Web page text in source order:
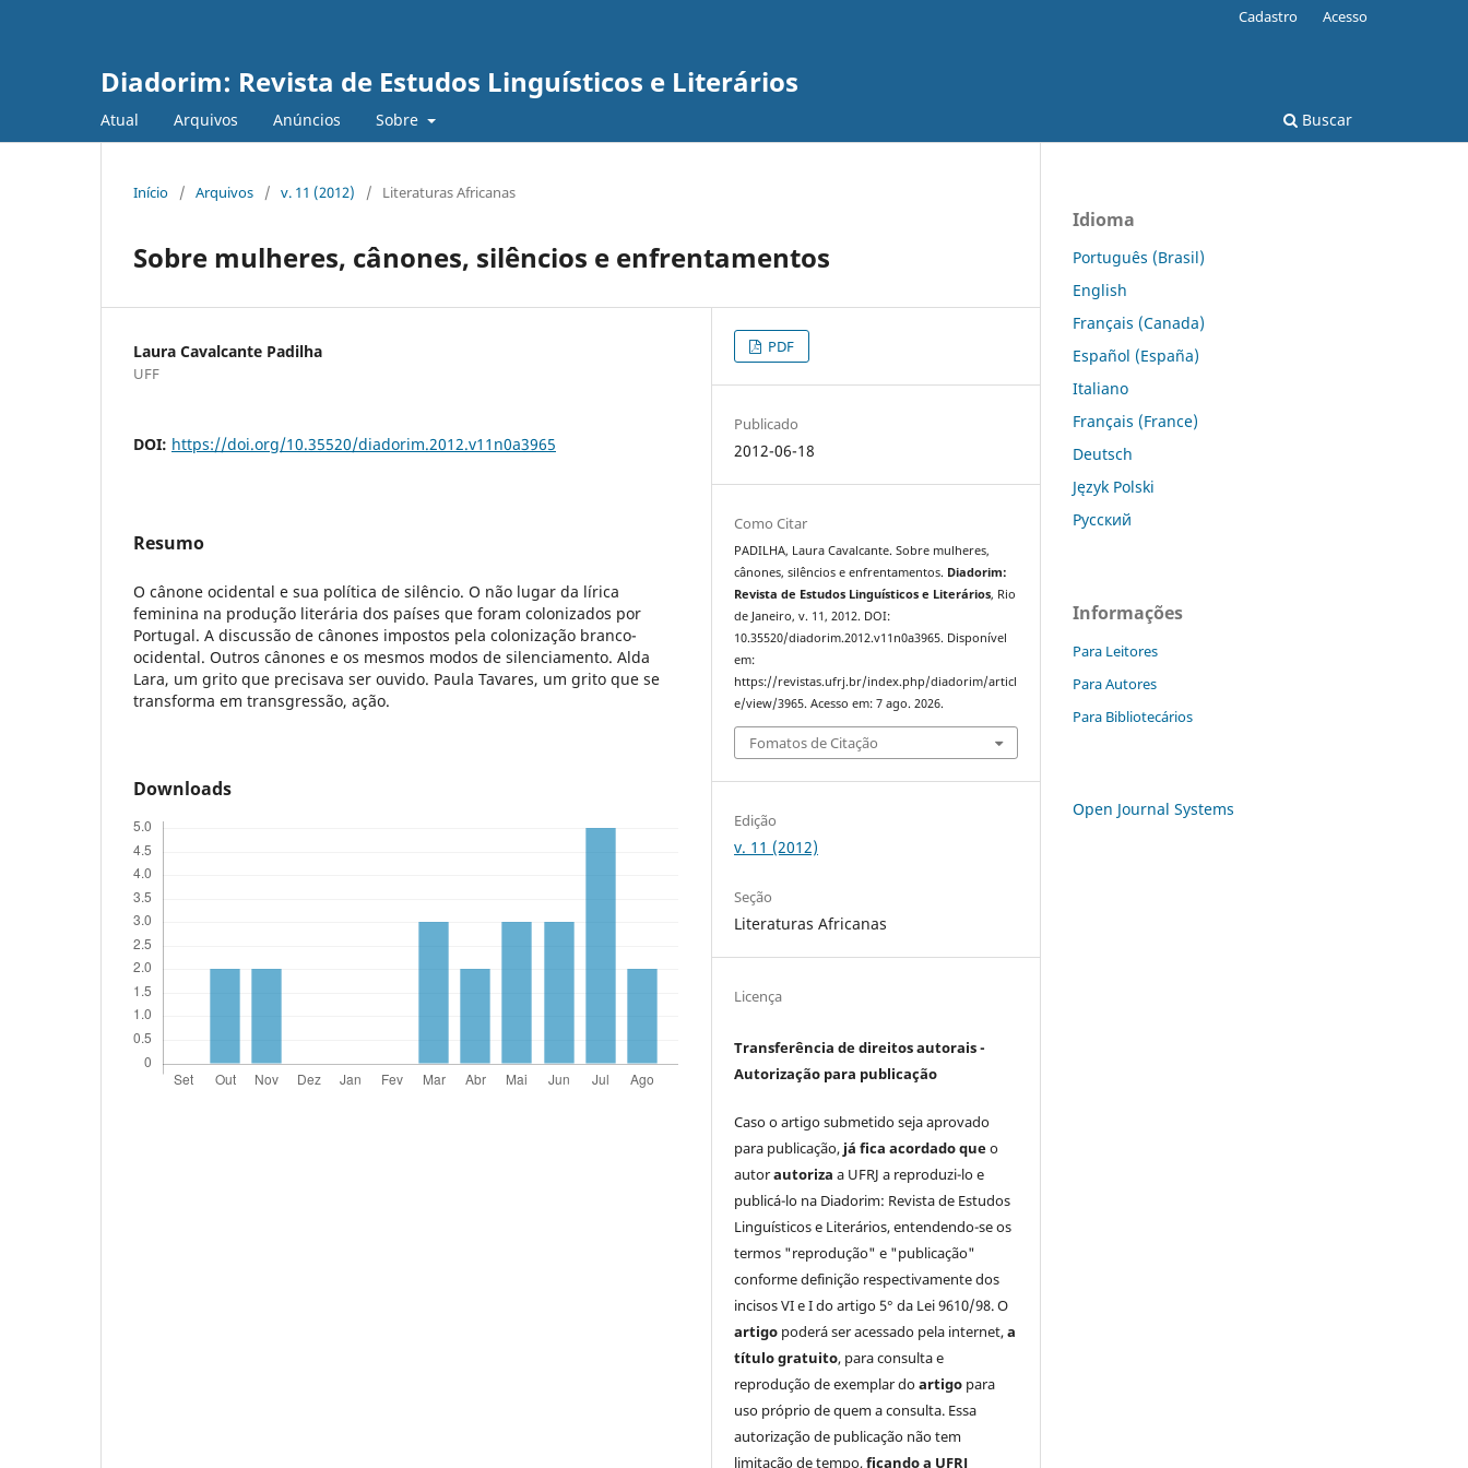
Diadorim: Revista de Estudos Linguísticos e Literários
Atual Arquivos Anúncios Sobre Buscar
Cadastro Acesso
Início / Arquivos / v. 11 (2012) / Literaturas Africanas
Sobre mulheres, cânones, silêncios e enfrentamentos
Laura Cavalcante Padilha
UFF
DOI: https://doi.org/10.35520/diadorim.2012.v11n0a3965
Resumo
O cânone ocidental e sua política de silêncio. O não lugar da lírica
feminina na produção literária dos países que foram colonizados por
Portugal. A discussão de cânones impostos pela colonização branco-
ocidental. Outros cânones e os mesmos modos de silenciamento. Alda
Lara, um grito que precisava ser ouvido. Paula Tavares, um grito que se
transforma em transgressão, ação.
Downloads
PDF
Publicado
2012-06-18
Como Citar
PADILHA, Laura Cavalcante. Sobre mulheres,
cânones, silêncios e enfrentamentos. Diadorim:
Revista de Estudos Linguísticos e Literários, Rio
de Janeiro, v. 11, 2012. DOI:
10.35520/diadorim.2012.v11n0a3965. Disponível
em:
https://revistas.ufrj.br/index.php/diadorim/articl
e/view/3965. Acesso em: 7 ago. 2026.
Fomatos de Citação
Edição
v. 11 (2012)
Seção
Literaturas Africanas
Licença
Transferência de direitos autorais -
Autorização para publicação
Caso o artigo submetido seja aprovado
para publicação, já fica acordado queo
autorautoriza a UFRJ a reproduzi-lo e
publicá-lo na Diadorim: Revista de Estudos
Linguísticos e Literários, entendendo-se os
termos "reprodução" e "publicação"
conforme definição respectivamente dos
incisos VI e I do artigo 5° da Lei 9610/98. O
artigo poderá ser acessado pela internet,a
título gratuito, para consulta e
reprodução de exemplar doartigo para
uso próprio de quem a consulta. Essa
autorização de publicação não tem
limitação de tempo,ficando a UFRJ
Idioma
Português (Brasil)
English
Français (Canada)
Español (España)
Italiano
Français (France)
Deutsch
Język Polski
Русский
Informações
Para Leitores
Para Autores
Para Bibliotecários
Open Journal Systems